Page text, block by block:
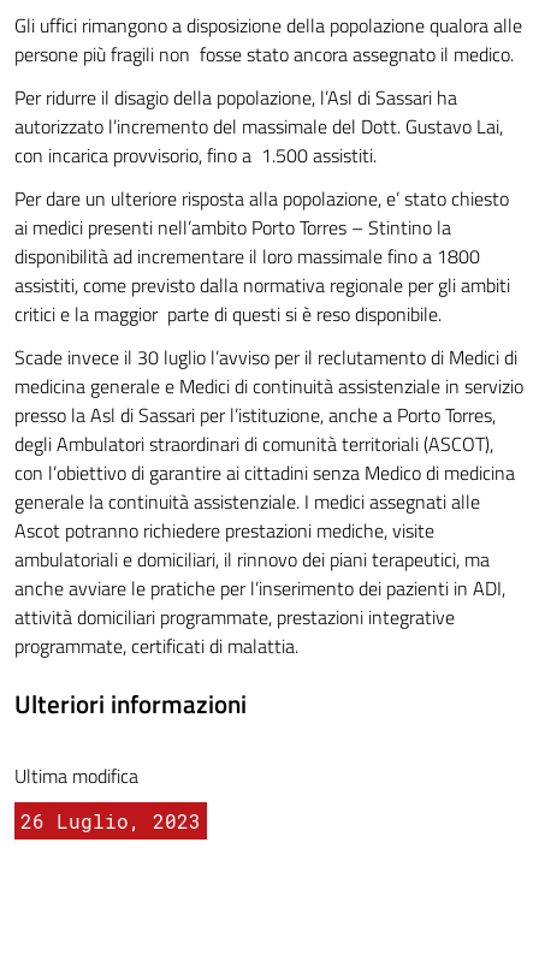
Gli uffici rimangono a disposizione della popolazione qualora alle
persone più fragili non fosse stato ancora assegnato il medico.
Per ridurre il disagio della popolazione, l’Asl di Sassari ha
autorizzato l’incremento del massimale del Dott. Gustavo Lai,
con incarica provvisorio, fino a 1.500 assistiti.
Per dare un ulteriore risposta alla popolazione, e’ stato chiesto
ai medici presenti nell’ambito Porto Torres – Stintino la
disponibilità ad incrementare il loro massimale fino a 1800
assistiti, come previsto dalla normativa regionale per gli ambiti
critici e la maggior parte di questi si è reso disponibile.
Scade invece il 30 luglio l’avviso per il reclutamento di Medici di
medicina generale e Medici di continuità assistenziale in servizio
presso la Asl di Sassari per l’istituzione, anche a Porto Torres,
degli Ambulatori straordinari di comunità territoriali (ASCOT),
con l’obiettivo di garantire ai cittadini senza Medico di medicina
generale la continuità assistenziale. I medici assegnati alle
Ascot potranno richiedere prestazioni mediche, visite
ambulatoriali e domiciliari, il rinnovo dei piani terapeutici, ma
anche avviare le pratiche per l’inserimento dei pazienti in ADI,
attività domiciliari programmate, prestazioni integrative
programmate, certificati di malattia.
Ulteriori informazioni
Ultima modifica
26 Luglio, 2023